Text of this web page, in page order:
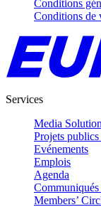
Conditions
Conditions de
Services
Media
Projets publics
Evénements
Emplois
Agenda
Communiqués
Members’